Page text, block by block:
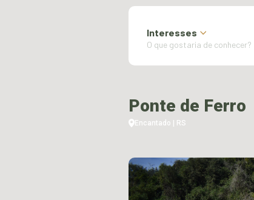
Interesses
Ponte de Ferro
Encantado | RS